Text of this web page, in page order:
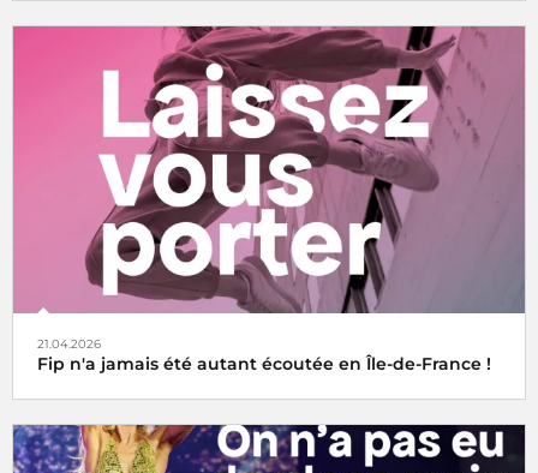
21.04.2026
Fip n'a jamais été autant écoutée en Île-de-France !